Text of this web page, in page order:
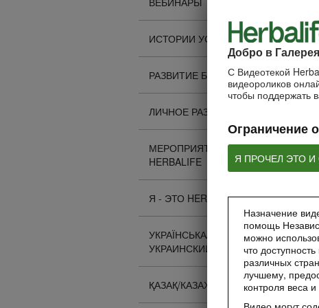
Добро в
С Видеотекой
видеороликов
чтобы поддержать
Ограничение
Я ПРОЧЕЛ ЭТО И
Назначение
помощь
можно
что
различных
лучшему,
контроля веса
ИСТОРИИ УСПЕХА
РАЗВИТИЕ БИЗНЕСА
ЛИЧНОЕ РАЗВИТИЕ
МЕРОПРИЯТИЯ
HERBALIFE
Я - ЭТО HERBALIFE
УКРАЇНСЬКА/
УКРАИНСКИЙ
ҚАЗАҚ/КАЗАХСКИЙ